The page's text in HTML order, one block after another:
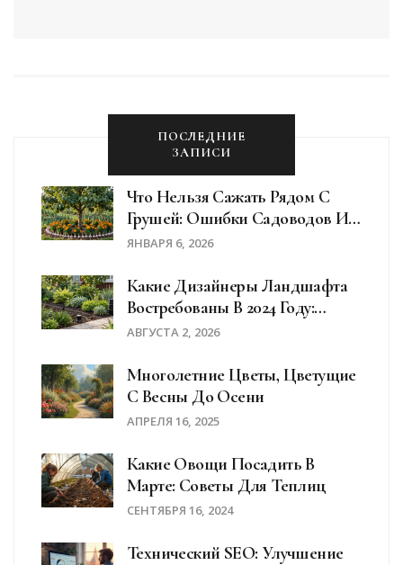
ПОСЛЕДНИЕ
ЗАПИСИ
Что Нельзя Сажать Рядом С
Грушей: Ошибки Садоводов И
Какие Растения Мешают
ЯНВАРЯ 6, 2026
Какие Дизайнеры Ландшафта
Востребованы В 2024 Году:
Тренды И Навыки
АВГУСТА 2, 2026
Многолетние Цветы, Цветущие
С Весны До Осени
АПРЕЛЯ 16, 2025
Какие Овощи Посадить В
Марте: Советы Для Теплиц
СЕНТЯБРЯ 16, 2024
Технический SEO: Улучшение